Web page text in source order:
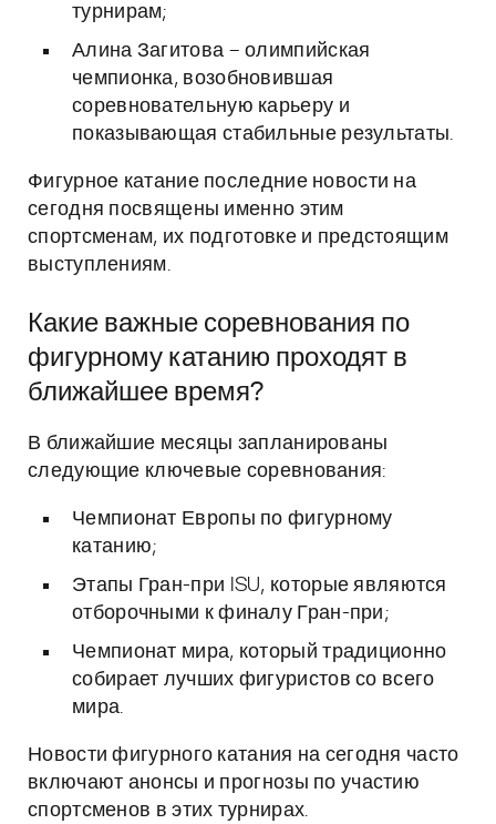
турнирам;
Алина Загитова – олимпийская
чемпионка, возобновившая
соревновательную карьеру и
показывающая стабильные результаты.
Фигурное катание последние новости на
сегодня посвящены именно этим
спортсменам, их подготовке и предстоящим
выступлениям.
Какие важные соревнования по
фигурному катанию проходят в
ближайшее время?
В ближайшие месяцы запланированы
следующие ключевые соревнования:
Чемпионат Европы по фигурному
катанию;
Этапы Гран-при ISU, которые являются
отборочными к финалу Гран-при;
Чемпионат мира, который традиционно
собирает лучших фигуристов со всего
мира.
Новости фигурного катания на сегодня часто
включают анонсы и прогнозы по участию
спортсменов в этих турнирах.